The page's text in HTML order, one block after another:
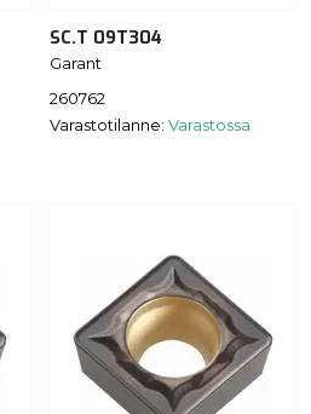
SC.T 09T304
Garant
260762
Varastotilanne: Varastossa